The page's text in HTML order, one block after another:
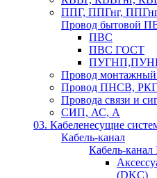
ППГ, ППГнг,
Провод
ПВС
ПВС ГОСТ
Провод
Провод ПНСВ,
Провода связи и
СИП, АС, А
03. Кабеленесущие
Кабель-канал
Кабель-
(DKC)